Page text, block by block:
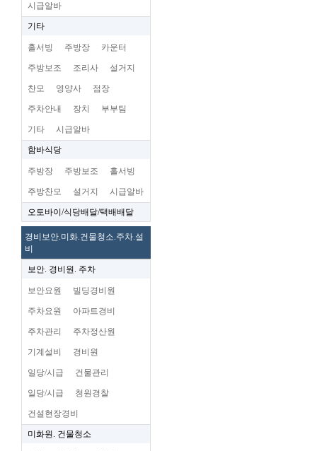
시급알바
기타
홀서빙 주방장 카운터
주방보조 조리사 설거지
찬모 영양사 점장
주차안내 장치 부부팀
기타 시급알바
함바식당
주방장 주방보조 홀서빙
주방찬모 설거지 시급알바
오토바이/식당배달/택배배달
경비보안.미화.건물청소.주차.설
비
보안. 경비원. 주차
보안요원 빌딩경비원
주차요원 아파트경비
주차관리 주차정산원
기계설비 경비원
일당/시급 건물관리
일당/시급 청원경찰
건설현장경비
미화원. 건물청소